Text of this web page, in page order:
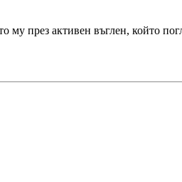
му през активен въглен, който